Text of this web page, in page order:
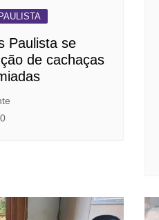
Paulista se
de cachaças
0